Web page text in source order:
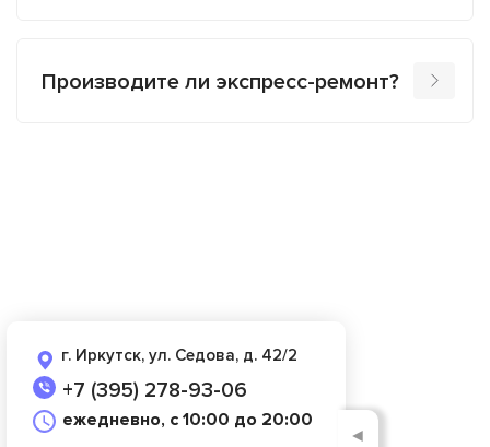
Производите ли экспресс-ремонт?
г. Иркутск, ул. Седова, д. 42/2
+7 (395) 278-93-06
ежедневно, с 10:00 до 20:00
◄